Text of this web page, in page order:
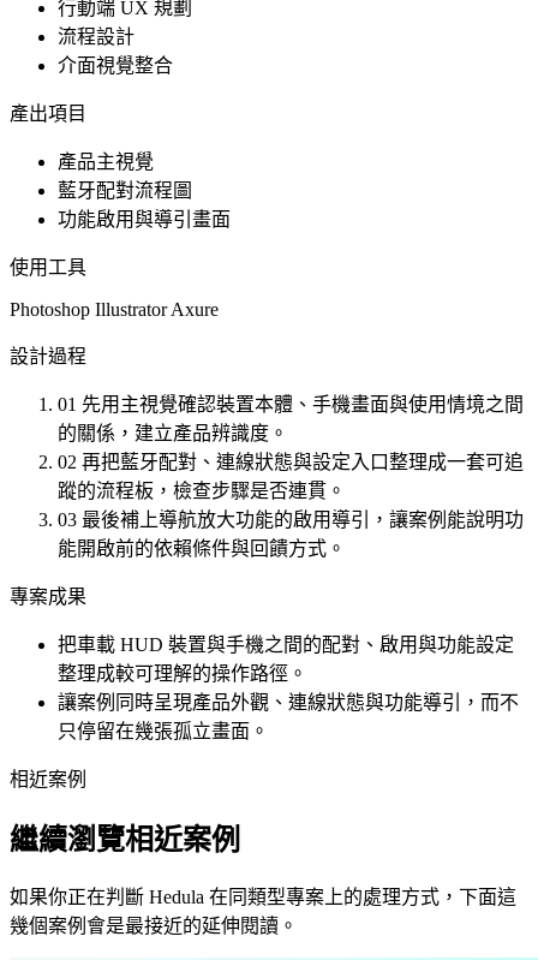
行動端 UX 規劃
流程設計
介面視覺整合
產出項目
產品主視覺
藍牙配對流程圖
功能啟用與導引畫面
使用工具
Photoshop IllustratorAxure
設計過程
01 先用主視覺確認裝置本體、手機畫面與使用情境之間
的關係，建立產品辨識度。
02 再把藍牙配對、連線狀態與設定入口整理成一套可追
蹤的流程板，檢查步驟是否連貫。
03 最後補上導航放大功能的啟用導引，讓案例能說明功
能開啟前的依賴條件與回饋方式。
專案成果
把車載 HUD 裝置與手機之間的配對、啟用與功能設定
整理成較可理解的操作路徑。
讓案例同時呈現產品外觀、連線狀態與功能導引，而不
只停留在幾張孤立畫面。
相近案例
繼續瀏覽相近案例
如果你正在判斷 Hedula 在同類型專案上的處理方式，下面這
幾個案例會是最接近的延伸閱讀。